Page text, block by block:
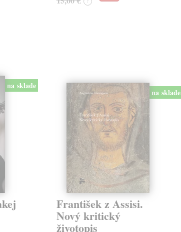
na sklade
na sklade
František z Assisi.
Nový kritický
životopis